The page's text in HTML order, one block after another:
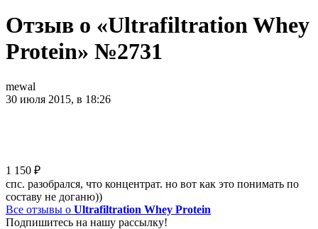
Отзыв о «Ultrafiltration Whey
Protein» №2731
mewal
30 июля 2015, в 18:26
1 150 ₽
спс. разобрался, что концентрат. но вот как это понимать по
составу не доганю))
Все отзывы о Ultrafiltration Whey Protein
Подпишитесь на нашу рассылку!